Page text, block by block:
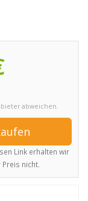
abweichen.
Link erhalten wir
nicht.